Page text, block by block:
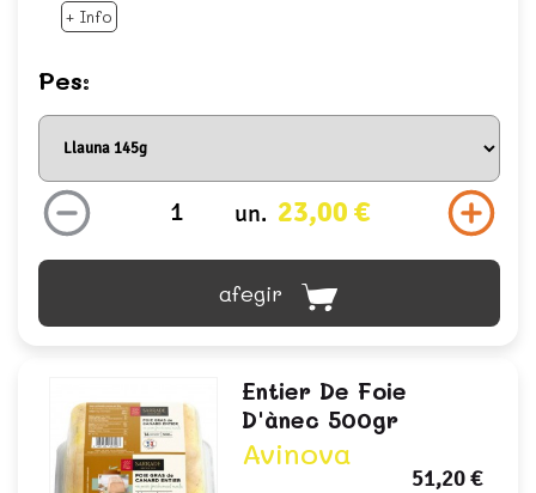
+ Info
Pes:
un. 23,00 €
afegir
Entier De Foie
D'ànec 500gr
Avinova
51,20 €